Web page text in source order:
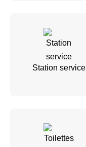
Station service